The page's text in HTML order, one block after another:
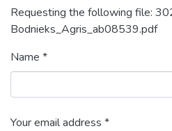
Requesting the following file:
Bodnieks_Agris_ab08539.pdf
Name *
Your email address *